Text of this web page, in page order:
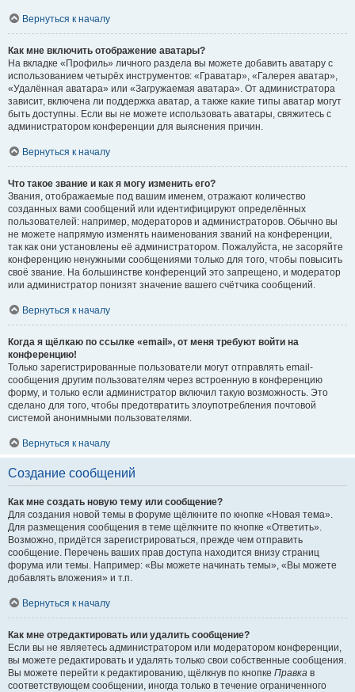
Вернуться к началу
Как мне включить отображение аватары?
На вкладке «Профиль» личного раздела вы можете добавить аватару с
использованием четырёх инструментов: «Граватар», «Галерея аватар»,
«Удалённая аватара» или «Загружаемая аватара». От администратора
зависит, включена ли поддержка аватар, а также какие типы аватар могут
быть доступны. Если вы не можете использовать аватары, свяжитесь с
администратором конференции для выяснения причин.
Вернуться к началу
Что такое звание и как я могу изменить его?
Звания, отображаемые под вашим именем, отражают количество
созданных вами сообщений или идентифицируют определённых
пользователей: например, модераторов и администраторов. Обычно вы
не можете напрямую изменять наименования званий на конференции,
так как они установлены её администратором. Пожалуйста, не засоряйте
конференцию ненужными сообщениями только для того, чтобы повысить
своё звание. На большинстве конференций это запрещено, и модератор
или администратор понизят значение вашего счётчика сообщений.
Вернуться к началу
Когда я щёлкаю по ссылке «email», от меня требуют войти на
конференцию!
Только зарегистрированные пользователи могут отправлять email-
сообщения другим пользователям через встроенную в конференцию
форму, и только если администратор включил такую возможность. Это
сделано для того, чтобы предотвратить злоупотребления почтовой
системой анонимными пользователями.
Вернуться к началу
Создание сообщений
Как мне создать новую тему или сообщение?
Для создания новой темы в форуме щёлкните по кнопке «Новая тема».
Для размещения сообщения в теме щёлкните по кнопке «Ответить».
Возможно, придётся зарегистрироваться, прежде чем отправить
сообщение. Перечень ваших прав доступа находится внизу страниц
форума или темы. Например: «Вы можете начинать темы», «Вы можете
добавлять вложения» и т.п.
Вернуться к началу
Как мне отредактировать или удалить сообщение?
Если вы не являетесь администратором или модератором конференции,
вы можете редактировать и удалять только свои собственные сообщения.
Вы можете перейти к редактированию, щёлкнув по кнопке Правка в
соответствующем сообщении, иногда только в течение ограниченного